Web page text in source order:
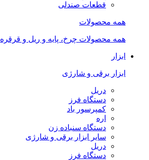
قطعات صندلی
همه محصولات
همه محصولات چرخ، پایه و ریل و قرقره
ابزار
ابزار برقی و شارژی
دریل
دستگاه فرز
کمپرسور باد
اره
دستگاه سنباده زن
سایر ابزار برقی و شارژی
دریل
دستگاه فرز